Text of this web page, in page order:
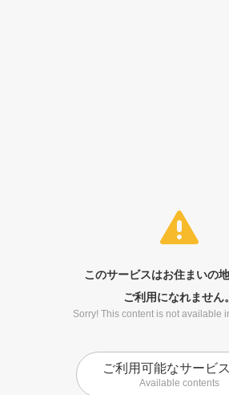
このサービスはお住まいの
ご利用になれません。
Sorry! This content is not available
ご利用可能なサービ
Available contents